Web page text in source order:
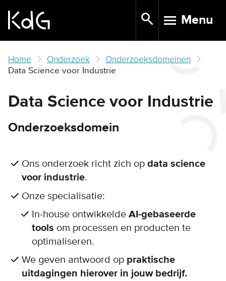
main
TOGGLE
Menu
Home Onderzoek
Onderzoeksdomeinen
Data Science voor Industrie
Data Science voor Industrie
Onderzoeksdomein
Ons onderzoek richt zich op data science
voor industrie.
Onze specialisatie:
In-house ontwikkelde AI-gebaseerde
tools om processen en producten te
optimaliseren.
We geven antwoord op praktische
uitdagingen hierover in jouw bedrijf.